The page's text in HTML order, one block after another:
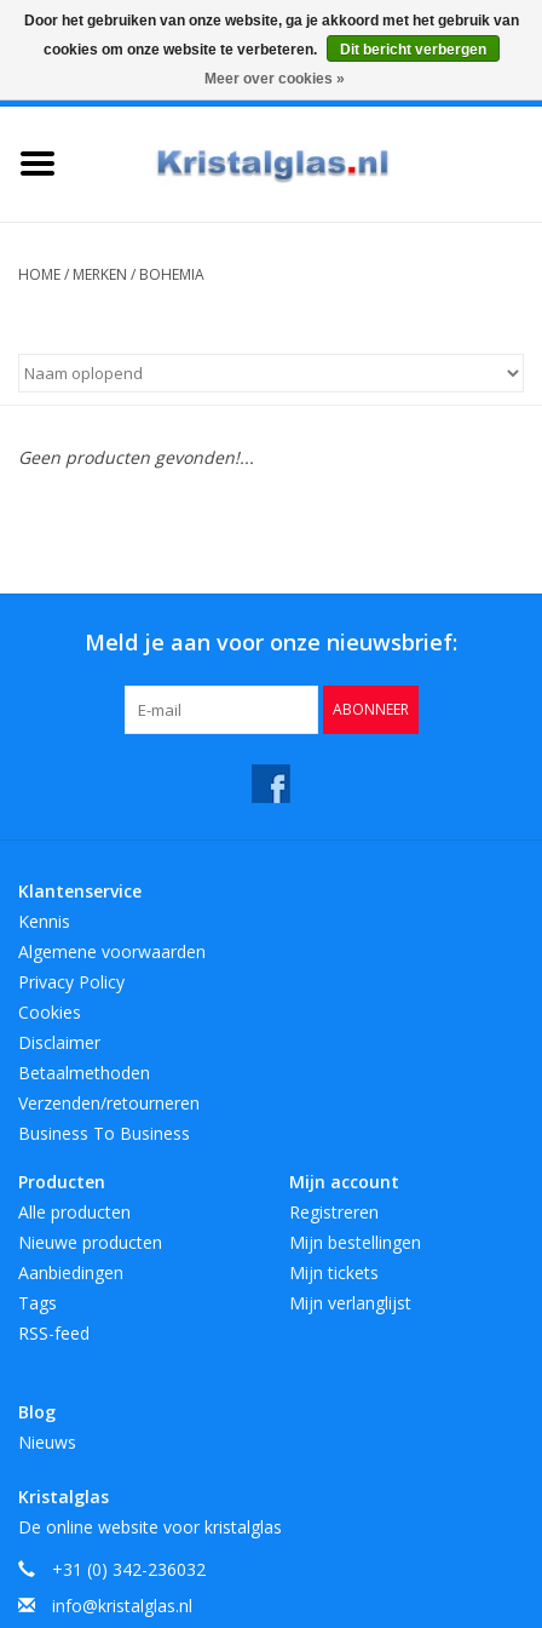
Graveren
Cadeaus
Bar & Wijn
HOME/ MERKEN / BOHEMIA
Geen producten gevonden!...
Meld je aan voor onze nieuwsbrief:
ABONNEER
Klantenservice
Kennis
Algemene voorwaarden
Privacy Policy
Cookies
Disclaimer
Betaalmethoden
Verzenden/retourneren
Business To Business
Producten
Alle producten
Nieuwe producten
Aanbiedingen
Tags
RSS-feed
Blog
Nieuws
Mijn account
Registreren
Mijn bestellingen
Mijn tickets
Mijn verlanglijst
Kristalglas
De online website voor kristalglas
+31 (0) 342-236032
info@kristalglas.nl
Door het gebruiken van onze website, ga je akkoord met het gebruik van
cookies om onze website te verbeteren.
Dit bericht verbergen
Meer over cookies »